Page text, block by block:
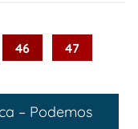
46
47
– Podemos